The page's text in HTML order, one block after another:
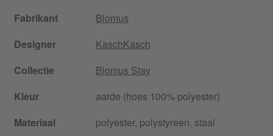
Fabrikant
Blomus
Designer
KaschKasch
Collectie
Blomus Stay
Kleur
aarde (hoes 100% polyester)
Materiaal
polyester, polystyreen, staal